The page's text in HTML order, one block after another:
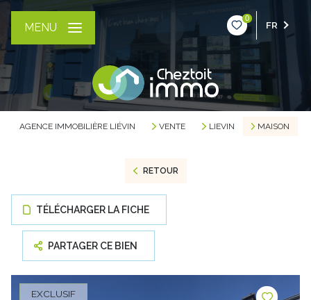
0
FR
MENU
AGENCE IMMOBILIÈRE LIÉVIN VENTE LIEVIN MAISON
RETOUR
TÉLÉCHARGER LA FICHE
PARTAGER CE BIEN
EXCLUSIF